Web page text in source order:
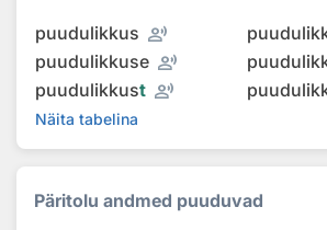
puudulikkus record_voice_over
puudulikkuse record_voice_over
puudulikkust record_voice_over
Näita tabelina
Päritolu andmed puuduvad